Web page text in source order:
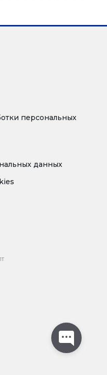
персональных
данных